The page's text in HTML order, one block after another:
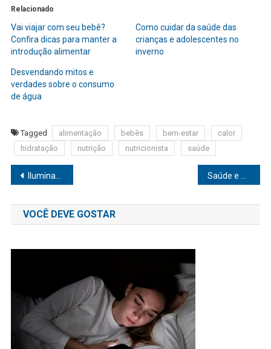
Relacionado
Vai viajar com seu bebê?
Confira dicas para manter a
introdução alimentar
Como cuidar da saúde das
crianças e adolescentes no
inverno
Desvendando mitos e
verdades sobre o consumo
de água
Tagged alimentação bebês bem-estar
calor
hidratação
nutrição nutricionista saúde
Navegação
de
Post
Iluminando o ano inteiro: 5 dicas infalíveis para manter o bronzeado pós-sol
VOCÊ DEVE GOSTAR